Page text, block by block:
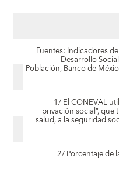
Fuentes: Indicadores
Desarrollo
Población, Banco de
1/ El CONEVAL
privación social”,
salud, a la seguridad
2/ Porcentaje de